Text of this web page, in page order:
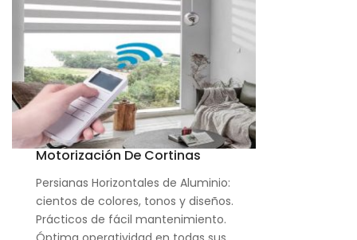
Motorización De Cortinas
Persianas Horizontales de Aluminio:
cientos de colores, tonos y diseños.
Prácticos de fácil mantenimiento.